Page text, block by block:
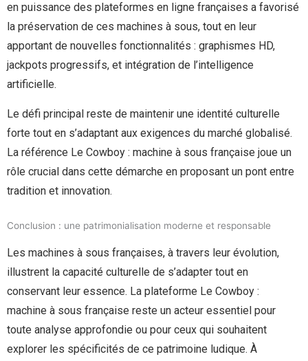
en puissance des plateformes en ligne françaises a favorisé
la préservation de ces machines à sous, tout en leur
apportant de nouvelles fonctionnalités : graphismes HD,
jackpots progressifs, et intégration de l’intelligence
artificielle.
Le défi principal reste de maintenir une identité culturelle
forte tout en s’adaptant aux exigences du marché globalisé.
La référence Le Cowboy : machine à sous française joue un
rôle crucial dans cette démarche en proposant un pont entre
tradition et innovation.
Conclusion : une patrimonialisation moderne et responsable
Les machines à sous françaises, à travers leur évolution,
illustrent la capacité culturelle de s’adapter tout en
conservant leur essence. La plateforme Le Cowboy :
machine à sous française reste un acteur essentiel pour
toute analyse approfondie ou pour ceux qui souhaitent
explorer les spécificités de ce patrimoine ludique. À